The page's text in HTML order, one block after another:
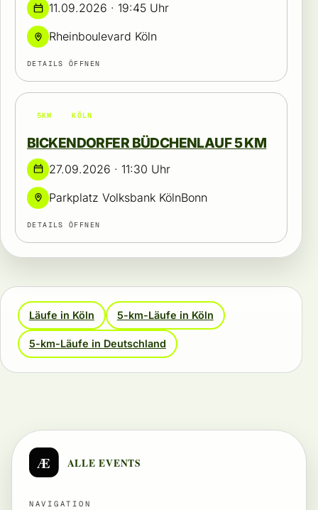
11.09.2026 · 19:45 Uhr
Rheinboulevard Köln
DETAILS ÖFFNEN
5KM KÖLN
BICKENDORFER BÜDCHENLAUF 5 KM
27.09.2026 · 11:30 Uhr
Parkplatz Volksbank KölnBonn
DETAILS ÖFFNEN
Läufe in Köln 5-km-Läufe in Köln
5-km-Läufe in Deutschland
Æ ALLE EVENTS
NAVIGATION